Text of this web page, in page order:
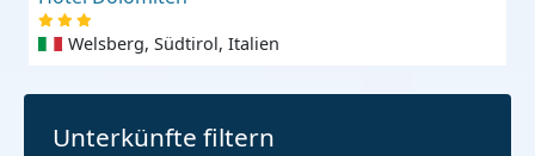
Welsberg, Südtirol, Italien
Unterkünfte filtern